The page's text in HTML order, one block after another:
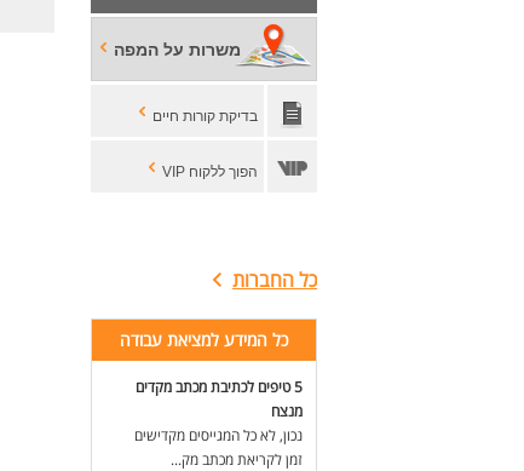
משרות על המפה
בדיקת קורות חיים
הפוך ללקוח VIP
כל החברות
כל המידע למציאת עבודה
5 טיפים לכתיבת מכתב מקדים
מנצח
נכון, לא כל המגייסים מקדישים
זמן לקריאת מכתב מק...